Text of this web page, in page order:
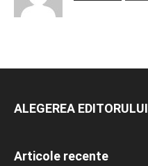
ALEGEREA EDITORULUI
Articole recente